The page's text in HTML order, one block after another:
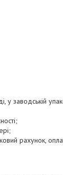
заводській
рахунок,